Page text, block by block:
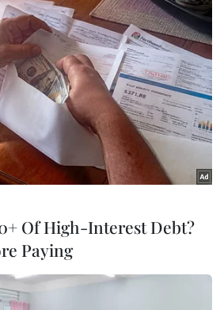
bang Texas của Mỹ khiến ít nhất
đưa đến bệnh viện.
Of High-Interest Debt?
Paying